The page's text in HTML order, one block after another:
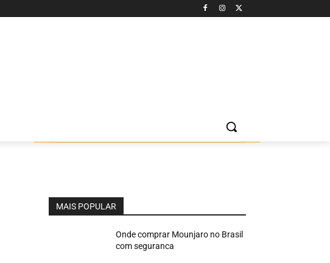
MAIS POPULAR
Onde comprar Mounjaro no Brasil
com seguranca